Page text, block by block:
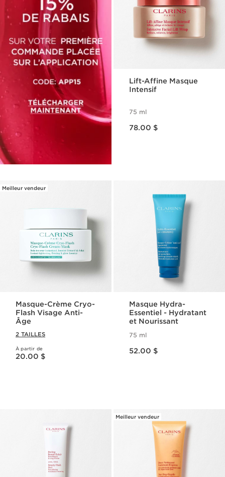
Lift-Affine Masque
Intensif
75 ml
78.00 $
Meilleur vendeur
Masque-Crème Cryo-
Flash Visage Anti-
Âge
2 TAILLES
À partir de
Nouveau prix 20.00 $
20.00 $
Masque Hydra-
Essentiel - Hydratant
et Nourissant
75 ml
52.00 $
Meilleur vendeur